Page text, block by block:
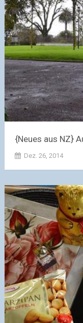
{Neues aus NZ}
Dez. 26, 2014